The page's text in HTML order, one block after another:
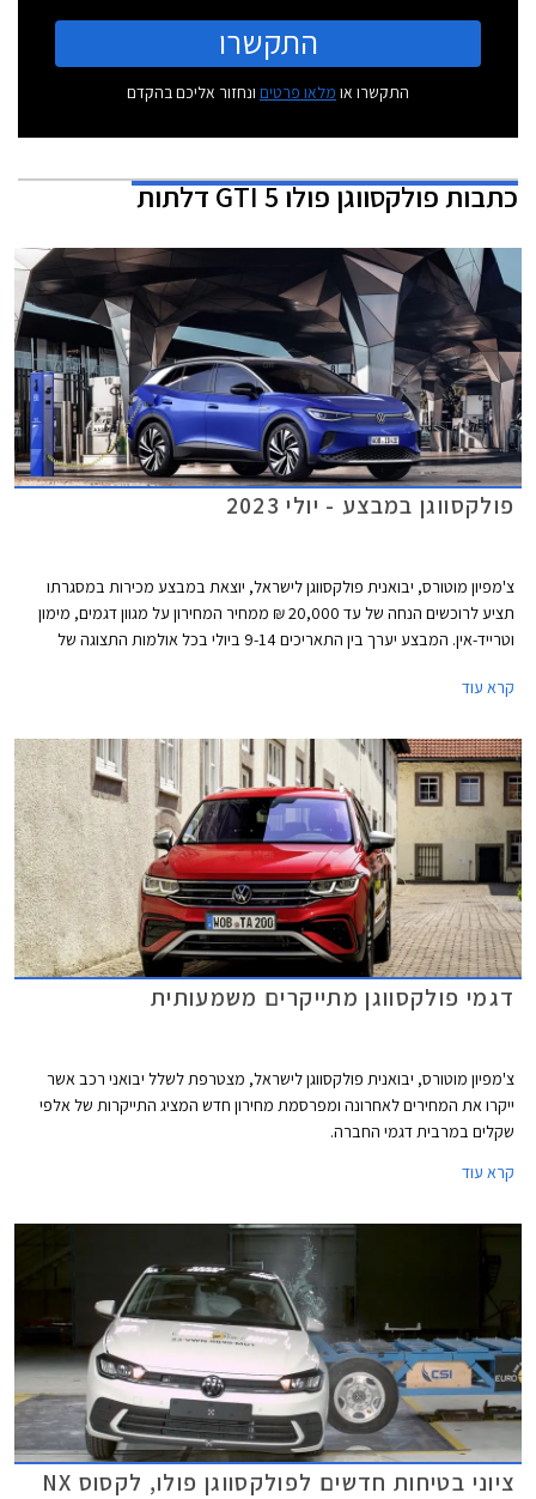
התקשרו
התקשרו או מלאו פרטים ונחזור אליכם בהקדם
כתבותפולקסווגן פולו GTI 5 דלתות
פולקסווגן במבצע - יולי 2023
צ'מפיון מוטורס, יבואנית פולקסווגן לישראל, יוצאת במבצע מכירות במסגרתו
תציע לרוכשים הנחה של עד 20,000 ₪ ממחיר המחירון על מגוון דגמים, מימון
וטרייד-אין. המבצע יערך בין התאריכים 9-14 ביולי בכל אולמות התצוגה של
קרא עוד
דגמי פולקסווגן מתייקרים משמעותית
צ'מפיון מוטורס, יבואנית פולקסווגן לישראל, מצטרפת לשלל יבואני רכב אשר
ייקרו את המחירים לאחרונה ומפרסמת מחירון חדש המציג התייקרות של אלפי
שקלים במרבית דגמי החברה.
קרא עוד
ציוני בטיחות חדשים לפולקסווגן פולו, לקסוס NX